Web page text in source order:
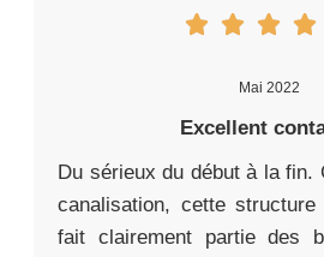
Mai 2022
Excellent
Du sérieux du début à la fin.
canalisation, cette
fait clairement partie des